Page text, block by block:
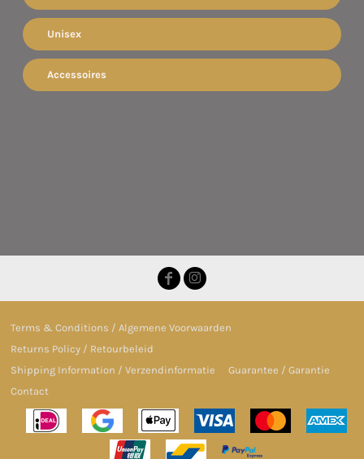
Unisex
Accessoires
Terms & Conditions / Algemene Voorwaarden
Returns Policy / Retourbeleid
Shipping Information / Verzendinformatie
Guarantee / Garantie
Contact